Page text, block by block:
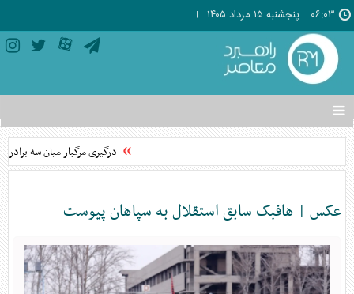
۰۶:۰۳ پنجشنبه ۱۵ مرداد ۱۴۰۵
تغییر
وضعیت
منوی
ها
درگیری مرگبار میان سه برادر
عکس | هافبک سابق استقلال به سپاهان پیوست